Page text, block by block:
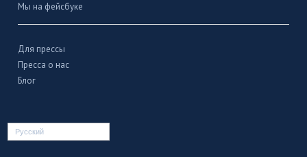
Мы на фейсбуке
Для прессы
Пресса о нас
Блог
Русский